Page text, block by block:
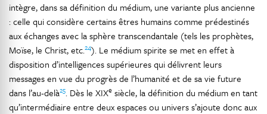
intègre, dans sa définition du médium, une variante plus ancienne
: celle qui considère certains êtres humains comme prédestinés
aux échanges avec la sphère transcendantale (tels les prophètes,
Moïse, le Christ, etc.24). Le médium spirite se met en effet à
disposition d’intelligences supérieures qui délivrent leurs
messages en vue du progrès de l’humanité et de sa vie future
dans l’au-delà25. Dès le XIXe siècle, la définition du médium en tant
qu’intermédiaire entre deux espaces ou univers s’ajoute donc aux